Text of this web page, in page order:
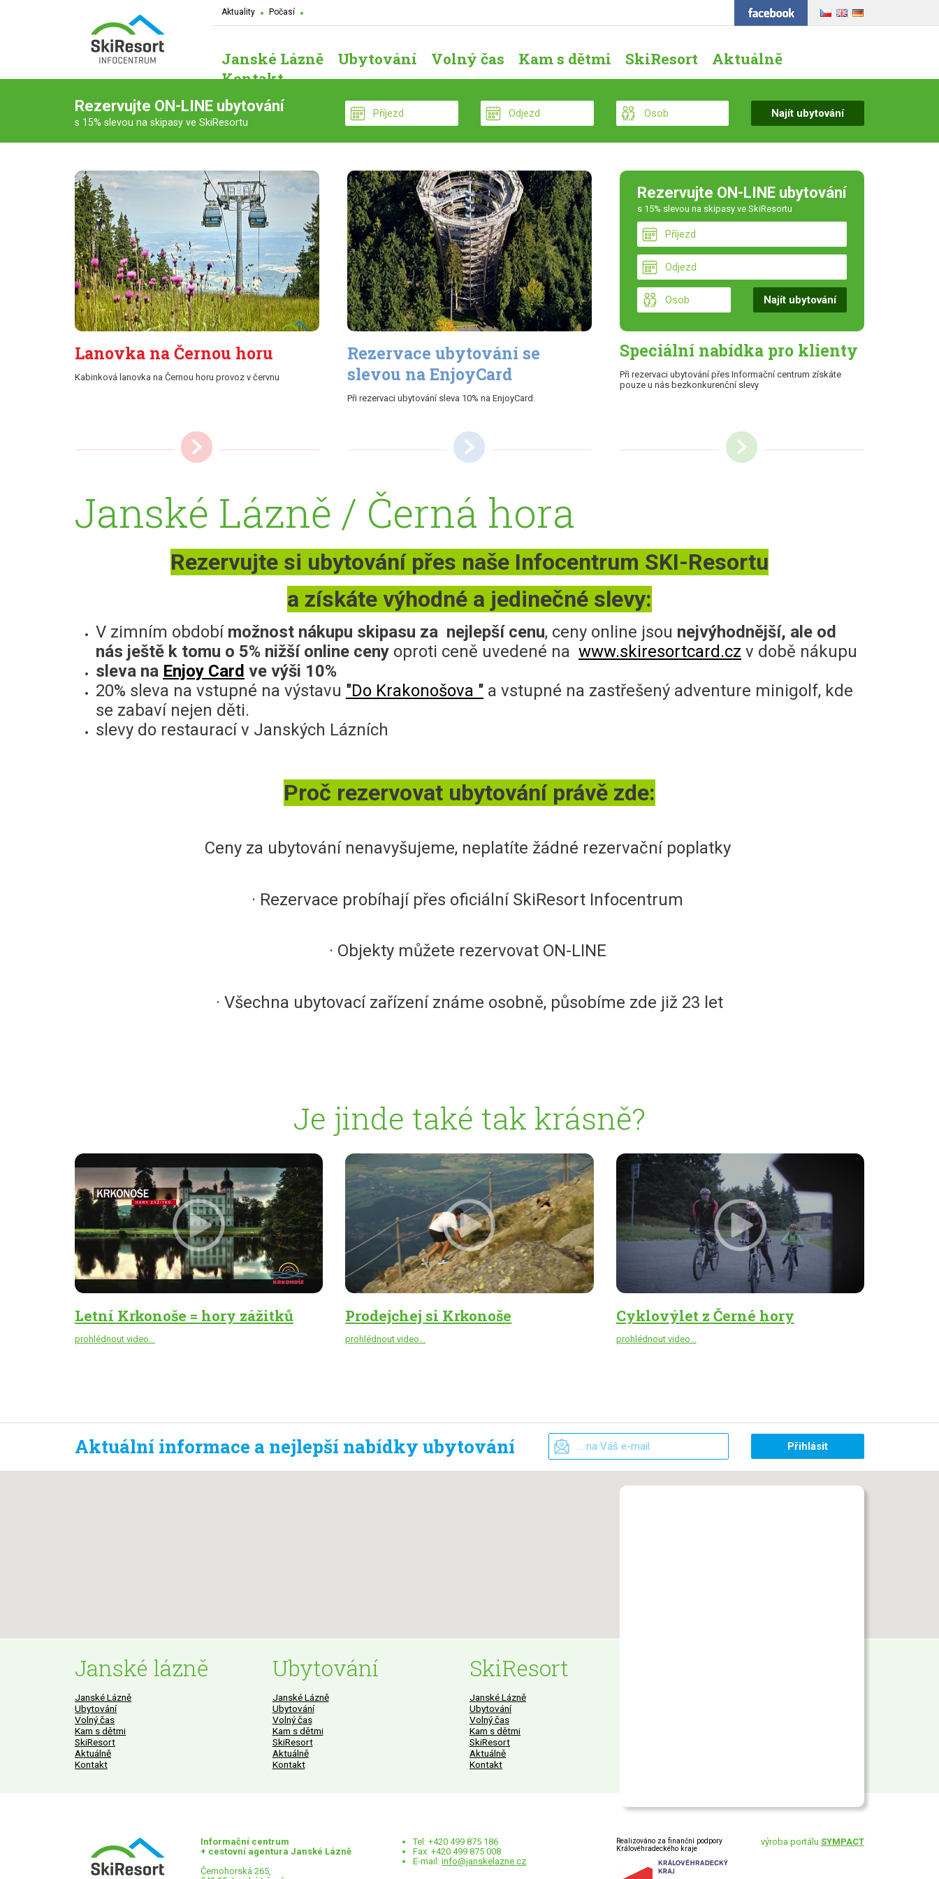
Aktuality Počasí
Janské Lázně Ubytování Volný čas Kam s dětmi SkiResort
Aktuálně
Kontakt
Rezervujte ON-LINE ubytování
s 15% slevou na skipasy ve SkiResortu
Lanovka na Černou horu
Kabinková lanovka na Černou horu provoz v červnu
Rezervace ubytování se
slevou na EnjoyCard
Při rezervaci ubytování sleva 10% na EnjoyCard.
Rezervujte ON-LINE ubytování
s 15% slevou na skipasy ve SkiResortu
Speciální nabídka pro klienty
Při rezervaci ubytování přes Informační centrum získáte
pouze u nás bezkonkurenční slevy
Janské Lázně / Černá hora
Rezervujte si ubytování přes naše Infocentrum SKI-Resortu
a získáte výhodné a jedinečné slevy:
V zimním období možnost nákupu skipasu za nejlepší cenu, ceny online jsou nejvýhodnější, ale od
nás ještě k tomu o 5% nižší online ceny oproti ceně uvedené na www.skiresortcard.cz v době nákupu
sleva na Enjoy Card ve výši 10%
20% sleva na vstupné na výstavu "Do Krakonošova " a vstupné na zastřešený adventure minigolf, kde
se zabaví nejen děti.
slevy do restaurací v Janských Lázních
Proč rezervovat ubytování právě zde:
Ceny za ubytování nenavyšujeme, neplatíte žádné rezervační poplatky
· Rezervace probíhají přes oficiální SkiResort Infocentrum
· Objekty můžete rezervovat ON-LINE
· Všechna ubytovací zařízení známe osobně, působíme zde již 23 let
Je jinde také tak krásně?
Letní Krkonoše = hory zážitků
prohlédnout video...
Prodejchej si Krkonoše
prohlédnout video...
Cyklovýlet z Černé hory
prohlédnout video...
Aktuální informace a nejlepší nabídky ubytování
Janské lázně
Janské Lázně
Ubytování
Volný čas
Kam s dětmi
SkiResort
Aktuálně
Kontakt
Ubytování
Janské Lázně
Ubytování
Volný čas
Kam s dětmi
SkiResort
Aktuálně
Kontakt
SkiResort
Janské Lázně
Ubytování
Volný čas
Kam s dětmi
SkiResort
Aktuálně
Kontakt
Informační centrum
+ cestovní agentura Janské Lázně
Černohorská 265,
Tel: +420 499 875 186
Fax: +420 499 875 008
E-mail:info@janskelazne.cz
Realizováno za finanční podpory
Královéhradeckého kraje
výroba portálu SYMPACT